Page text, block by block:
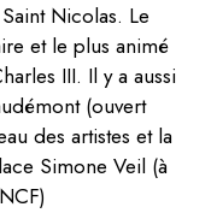
Nicolas. Le
et le plus animé
III. Il y a aussi
(ouvert
des artistes et la
Simone Veil (à